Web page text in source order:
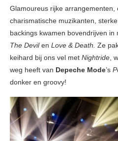
Glamoureus rijke arrangementen,
charismatische muzikanten,
backings kwamen bovendrijven in
The Devilen Love & Death. Ze
keihard bij ons vel met Nightride ,
weg heeft van Depeche Mode’s
donker en groovy!